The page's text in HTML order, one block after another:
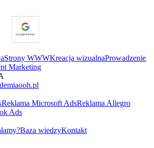
Strony WWWKreacja wizualnaProwadzenie
Marketing
Reklama Microsoft AdsReklama Allegro
Ads
Baza wiedzyKontakt